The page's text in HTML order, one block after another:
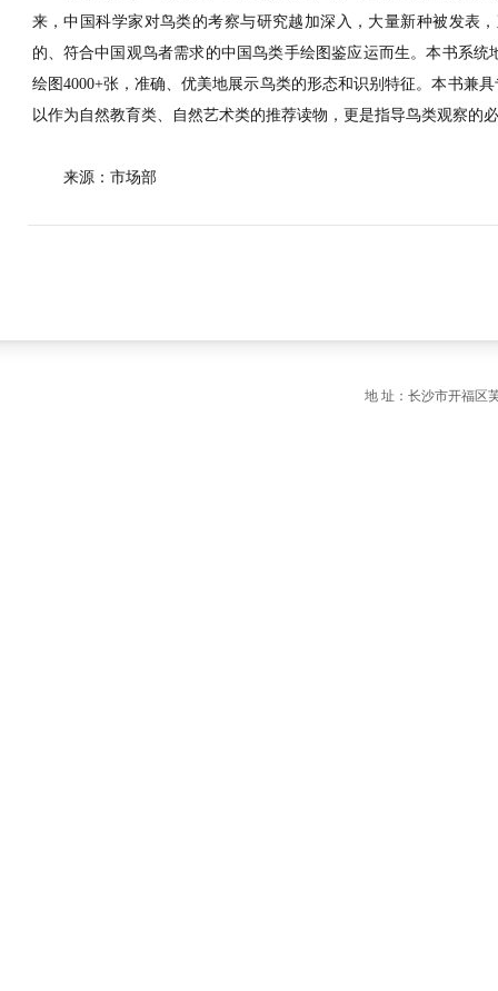
来，中国科学家对鸟类的考察与研究越加深入，大量新种被发表
的、符合中国观鸟者需求的中国鸟类手绘图鉴应运而生。本书系统
绘图 4000+张，准确、优美地展示鸟类的形态和识别特征。本书兼
以作为自然教育类、自然艺术类的推荐读物，更是指导鸟类观察的
来源：市场部
地 址：长沙市开福区